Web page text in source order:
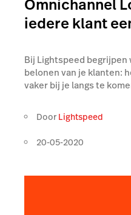
Omnichannel
iedere klant
Bij Lightspeed begrijpen
belonen van je klanten:
vaker bij je langs te
Door Lightspeed
20-05-2020